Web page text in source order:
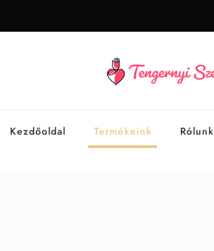
Kezdőoldal Termékeink Rólunk